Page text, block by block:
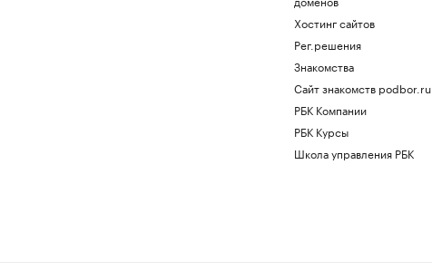
Хостинг сайтов
Рег.решения
Знакомства
Сайт знакомств podbor.ru
РБК Компании
РБК Курсы
Школа управления РБК